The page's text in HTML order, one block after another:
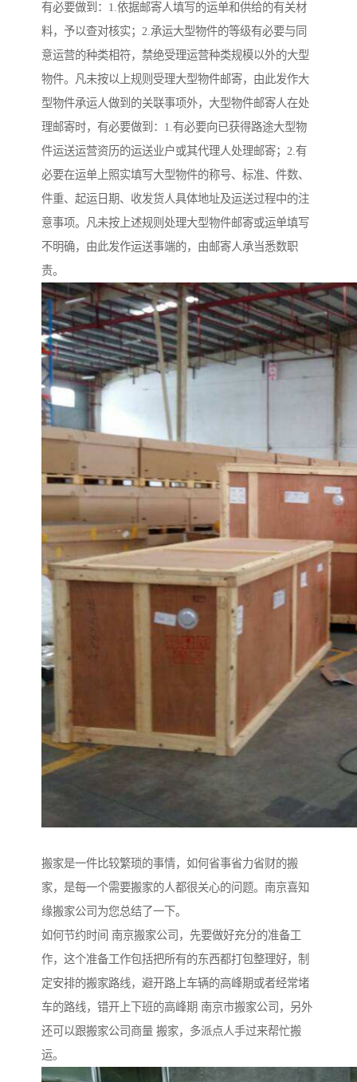
有必要做到：1.依据邮寄人填写的运单和供给的有关材
料，予以查对核实；2.承运大型物件的等级有必要与同
意运营的种类相符，禁绝受理运营种类规模以外的大型
物件。凡未按以上规则受理大型物件邮寄，由此发作大
型物件承运人做到的关联事项外，大型物件邮寄人在处
理邮寄时，有必要做到：1.有必要向已获得路途大型物
件运送运营资历的运送业户或其代理人处理邮寄；2.有
必要在运单上照实填写大型物件的称号、标准、件数、
件重、起运日期、收发货人具体地址及运送过程中的注
意事项。凡未按上述规则处理大型物件邮寄或运单填写
不明确，由此发作运送事端的，由邮寄人承当悉数职
责。
搬家是一件比较繁琐的事情，如何省事省力省财的搬
家，是每一个需要搬家的人都很关心的问题。南京喜知
缘搬家公司为您总结了一下。
如何节约时间 南京搬家公司，先要做好充分的准备工
作，这个准备工作包括把所有的东西都打包整理好，制
定安排的搬家路线，避开路上车辆的高峰期或者经常堵
车的路线，错开上下班的高峰期 南京市搬家公司，另外
还可以跟搬家公司商量 搬家，多派点人手过来帮忙搬
运。